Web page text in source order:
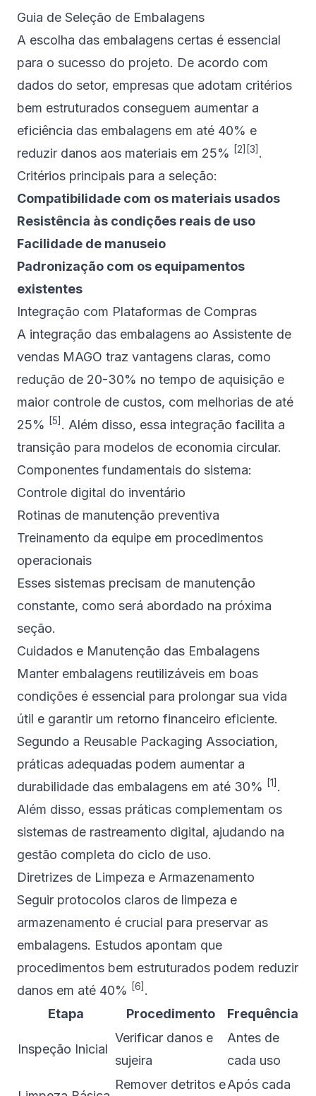
Guia de Seleção de Embalagens
A escolha das embalagens certas é essencial
para o sucesso do projeto. De acordo com
dados do setor, empresas que adotam critérios
bem estruturados conseguem aumentar a
eficiência das embalagens em até 40% e
reduzir danos aos materiais em 25%
[2] [3] .
Critérios principais para a seleção:
Compatibilidade com os materiais usados
Resistência às condições reais de uso
Facilidade de manuseio
Padronização com os equipamentos
existentes
Integração com Plataformas de Compras
A integração das embalagens ao Assistente de
vendas MAGO traz vantagens claras, como
redução de 20-30% no tempo de aquisição e
maior controle de custos, com melhorias de até
25%
[5] . Além disso, essa integração facilita a
transição para modelos de economia circular.
Componentes fundamentais do sistema:
Controle digital do inventário
Rotinas de manutenção preventiva
Treinamento da equipe em procedimentos
operacionais
Esses sistemas precisam de manutenção
constante, como será abordado na próxima
seção.
Cuidados e Manutenção das Embalagens
Manter embalagens reutilizáveis em boas
condições é essencial para prolongar sua vida
útil e garantir um retorno financeiro eficiente.
Segundo a Reusable Packaging Association,
práticas adequadas podem aumentar a
durabilidade das embalagens em até 30%
[1] .
Além disso, essas práticas complementam os
sistemas de rastreamento digital, ajudando na
gestão completa do ciclo de uso.
Diretrizes de Limpeza e Armazenamento
Seguir protocolos claros de limpeza e
armazenamento é crucial para preservar as
embalagens. Estudos apontam que
procedimentos bem estruturados podem reduzir
danos em até 40%
[6] .
Etapa
Procedimento Frequência
Inspeção Inicial
Verificar danos e
sujeira
Antes de
cada uso
Remover detritos eApós cada